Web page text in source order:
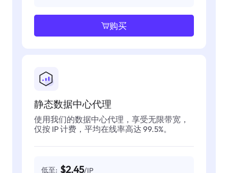
购买
静态数据中心代理
使用我们的数据中心代理，享受无限带宽，
仅按 IP 计费，平均在线率高达 99.5%。
低至: $2.45/IP